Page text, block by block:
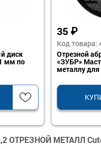
диск
мм по
35 ₽
Код товара:
Отрезной
«ЗУБР»
металлу
ОТРЕЗНОЙ МЕТАЛЛ